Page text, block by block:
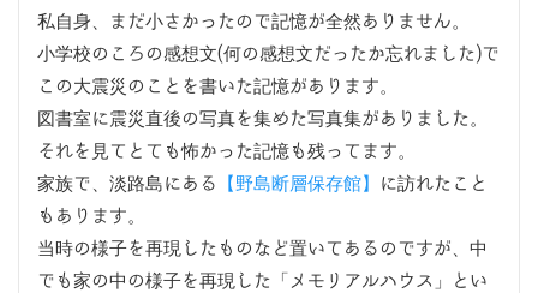
私自身、まだ小さかったので記憶が全然ありません。
小学校のころの感想文(何の感想文だったか忘れました)で
この大震災のことを書いた記憶があります。
図書室に震災直後の写真を集めた写真集がありました。
それを見てとても怖かった記憶も残ってます。
家族で、淡路島にある
【野島断層保存館】
に訪れたこと
もあります。
当時の様子を再現したものなど置いてあるのですが、中
でも家の中の様子を再現した「メモリアルハウス」とい